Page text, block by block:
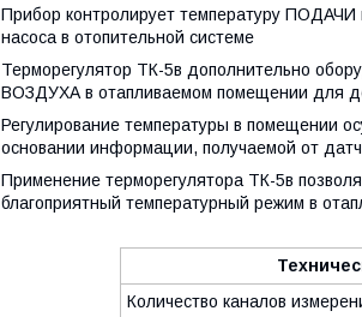
Прибор контролирует температуру
насоса в отопительной системе
Терморегулятор ТК-5в дополнительно
ВОЗДУХА в отапливаемом помещении для
Регулирование температуры в помещении
основании информации, получаемой от
Применение терморегулятора ТК-5в
благоприятный температурный режим в
Количество каналов